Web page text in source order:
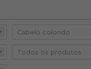
CRIAR CONTA